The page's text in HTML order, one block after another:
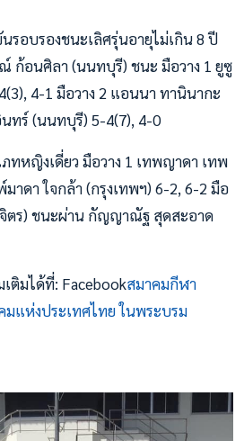
รอบรองชนะเลิศรุ่นอายุไม่เกิน 8 ปี
ก้อนศิลา (นนทบุรี) ชนะ มือวาง 1 ยูซู
4-1 มือวาง 2 แอนนา ทานินากะ
ทร์ (นนทบุรี) 5-4(7), 4-0
ทหญิงเดี่ยว มือวาง 1 เทพญาดา เทพ
ดา ใจกล้า (กรุงเทพฯ) 6-2, 6-2 มือ
ตร) ชนะผ่าน กัญญาณัฐ สุดสะอาด
ติมได้ที่: Facebookสมาคมกีฬา
แห่งประเทศไทย ในพระบรม